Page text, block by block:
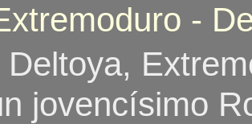
-
Deltoya,
jovencísimo